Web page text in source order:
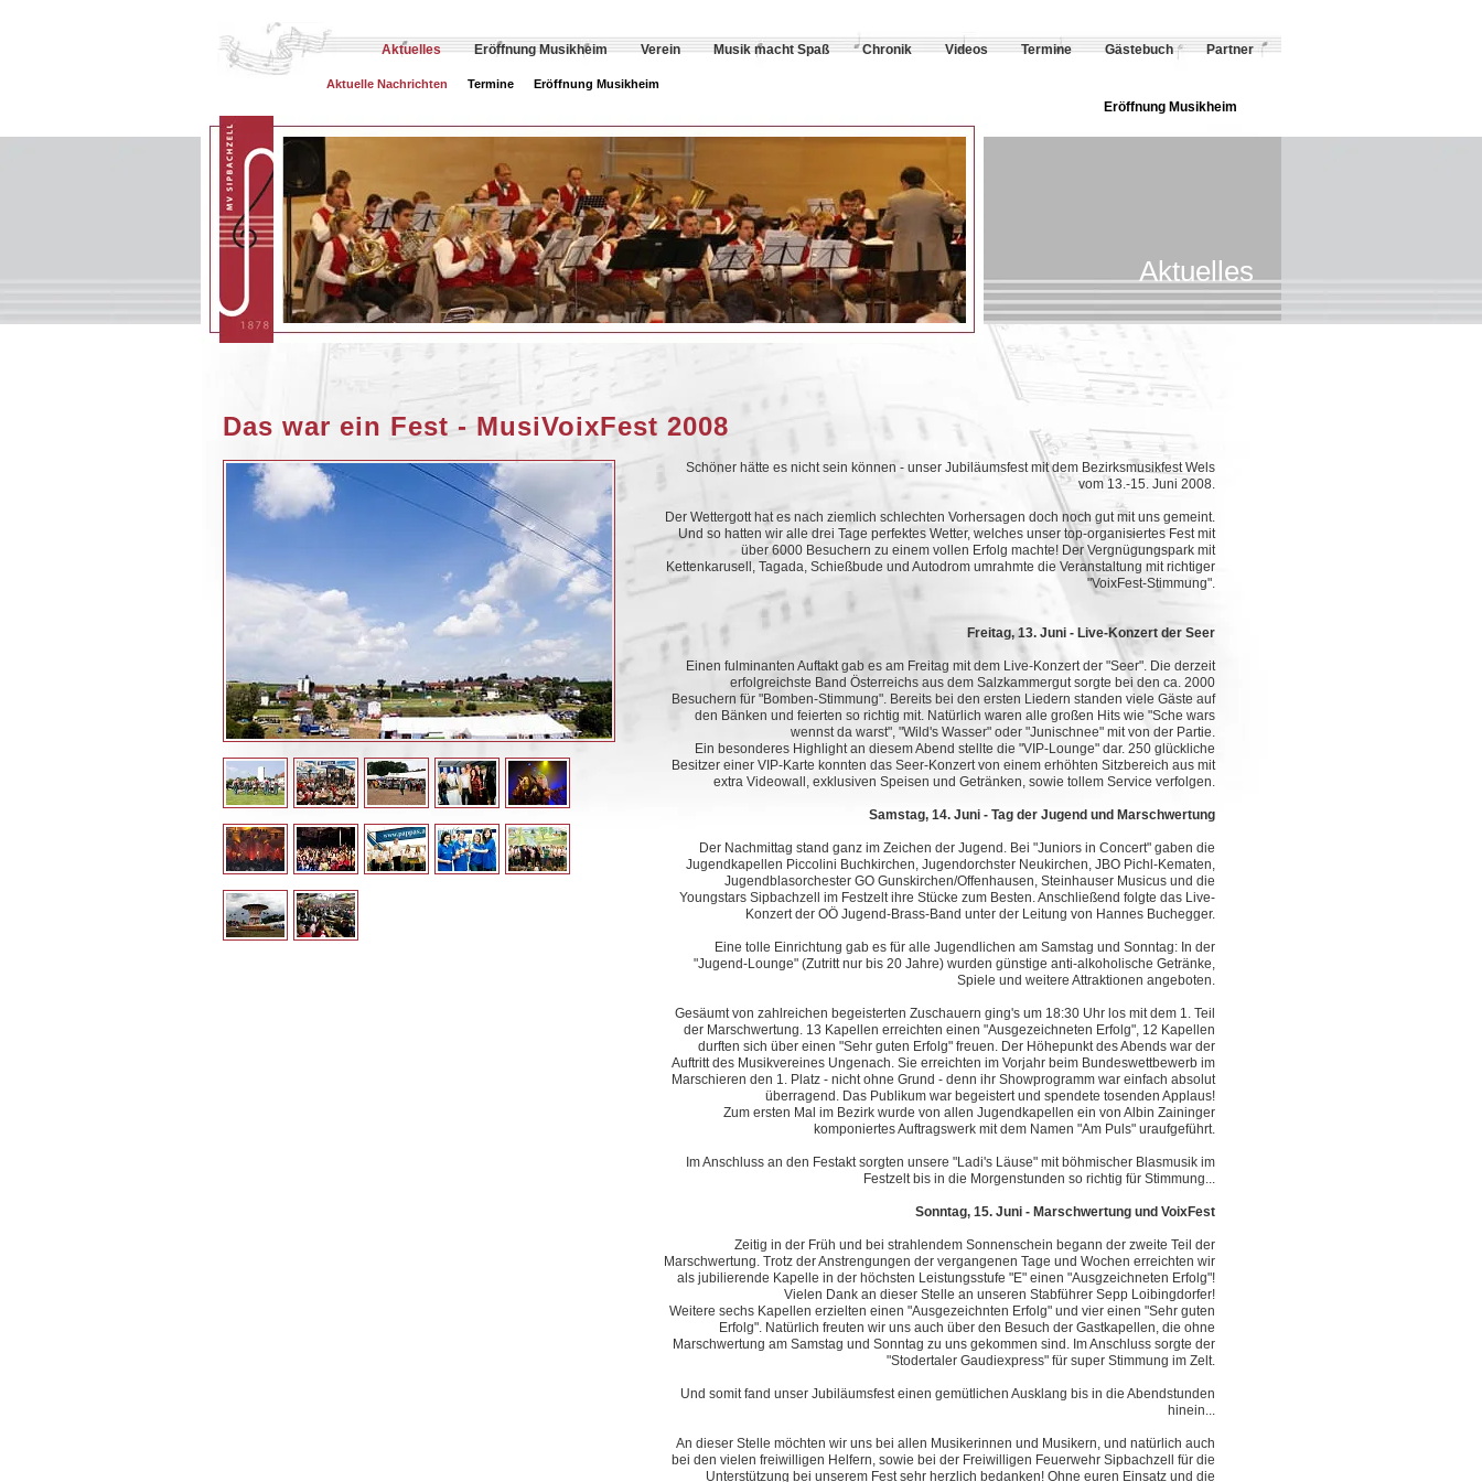
Aktuelles Eröffnung Musikheim Verein Musik macht Spaß Chronik Videos Termine Gästebuch Partner
Aktuelle Nachrichten Termine Eröffnung Musikheim
Eröffnung Musikheim
Aktuelles
Das war ein Fest - MusiVoixFest 2008
Schöner hätte es nicht sein können - unser Jubiläumsfest mit dem Bezirksmusikfest Wels
vom 13.-15. Juni 2008.
Der Wettergott hat es nach ziemlich schlechten Vorhersagen doch noch gut mit uns gemeint.
Und so hatten wir alle drei Tage perfektes Wetter, welches unser top-organisiertes Fest mit
über 6000 Besuchern zu einem vollen Erfolg machte! Der Vergnügungspark mit
Kettenkarusell, Tagada, Schießbude und Autodrom umrahmte die Veranstaltung mit richtiger
"VoixFest-Stimmung".
Freitag, 13. Juni - Live-Konzert der Seer
Einen fulminanten Auftakt gab es am Freitag mit dem Live-Konzert der "Seer". Die derzeit
erfolgreichste Band Österreichs aus dem Salzkammergut sorgte bei den ca. 2000
Besuchern für "Bomben-Stimmung". Bereits bei den ersten Liedern standen viele Gäste auf
den Bänken und feierten so richtig mit. Natürlich waren alle großen Hits wie "Sche wars
wennst da warst", "Wild's Wasser" oder "Junischnee" mit von der Partie.
Ein besonderes Highlight an diesem Abend stellte die "VIP-Lounge" dar. 250 glückliche
Besitzer einer VIP-Karte konnten das Seer-Konzert von einem erhöhten Sitzbereich aus mit
extra Videowall, exklusiven Speisen und Getränken, sowie tollem Service verfolgen.
Samstag, 14. Juni - Tag der Jugend und Marschwertung
Der Nachmittag stand ganz im Zeichen der Jugend. Bei "Juniors in Concert" gaben die
Jugendkapellen Piccolini Buchkirchen, Jugendorchster Neukirchen, JBO Pichl-Kematen,
Jugendblasorchester GO Gunskirchen/Offenhausen, Steinhauser Musicus und die
Youngstars Sipbachzell im Festzelt ihre Stücke zum Besten. Anschließend folgte das Live-
Konzert der OÖ Jugend-Brass-Band unter der Leitung von Hannes Buchegger.
Eine tolle Einrichtung gab es für alle Jugendlichen am Samstag und Sonntag: In der
"Jugend-Lounge" (Zutritt nur bis 20 Jahre) wurden günstige anti-alkoholische Getränke,
Spiele und weitere Attraktionen angeboten.
Gesäumt von zahlreichen begeisterten Zuschauern ging's um 18:30 Uhr los mit dem 1. Teil
der Marschwertung. 13 Kapellen erreichten einen "Ausgezeichneten Erfolg", 12 Kapellen
durften sich über einen "Sehr guten Erfolg" freuen. Der Höhepunkt des Abends war der
Auftritt des Musikvereines Ungenach. Sie erreichten im Vorjahr beim Bundeswettbewerb im
Marschieren den 1. Platz - nicht ohne Grund - denn ihr Showprogramm war einfach absolut
überragend. Das Publikum war begeistert und spendete tosenden Applaus!
Zum ersten Mal im Bezirk wurde von allen Jugendkapellen ein von Albin Zaininger
komponiertes Auftragswerk mit dem Namen "Am Puls" uraufgeführt.
Im Anschluss an den Festakt sorgten unsere "Ladi's Läuse" mit böhmischer Blasmusik im
Festzelt bis in die Morgenstunden so richtig für Stimmung...
Sonntag, 15. Juni - Marschwertung und VoixFest
Zeitig in der Früh und bei strahlendem Sonnenschein begann der zweite Teil der
Marschwertung. Trotz der Anstrengungen der vergangenen Tage und Wochen erreichten wir
als jubilierende Kapelle in der höchsten Leistungsstufe "E" einen "Ausgzeichneten Erfolg"!
Vielen Dank an dieser Stelle an unseren Stabführer Sepp Loibingdorfer!
Weitere sechs Kapellen erzielten einen "Ausgezeichnten Erfolg" und vier einen "Sehr guten
Erfolg". Natürlich freuten wir uns auch über den Besuch der Gastkapellen, die ohne
Marschwertung am Samstag und Sonntag zu uns gekommen sind. Im Anschluss sorgte der
"Stodertaler Gaudiexpress" für super Stimmung im Zelt.
Und somit fand unser Jubiläumsfest einen gemütlichen Ausklang bis in die Abendstunden
hinein...
An dieser Stelle möchten wir uns bei allen Musikerinnen und Musikern, und natürlich auch
bei den vielen freiwilligen Helfern, sowie bei der Freiwilligen Feuerwehr Sipbachzell für die
Unterstützung bei unserem Fest sehr herzlich bedanken! Ohne euren Einsatz und die